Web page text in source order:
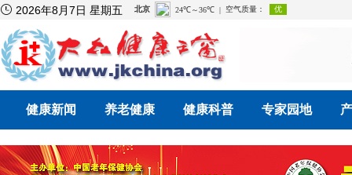
 2026年8月7日 星期五
健康新闻 养老健康 健康科普 专家园地